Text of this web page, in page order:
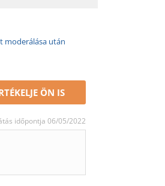
moderálása után
ÖN IS
időpontja 06/05/2022